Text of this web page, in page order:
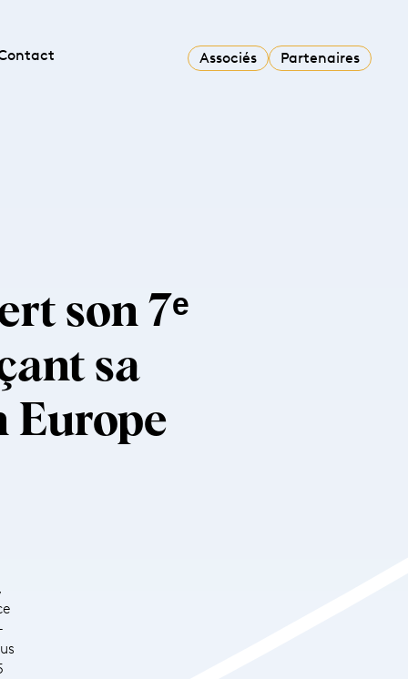
Associés Partenaires
son 7ᵉ
sa
Europe